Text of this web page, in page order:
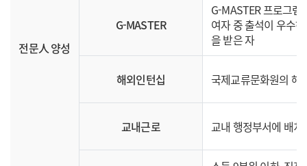
전문人 양성
G-MASTER
G-MASTER 프로그
여자 중 출석이 우수
을 받은 자
해외인턴십 국제교류문화원의 해
교내근로 교내 행정부서에 배